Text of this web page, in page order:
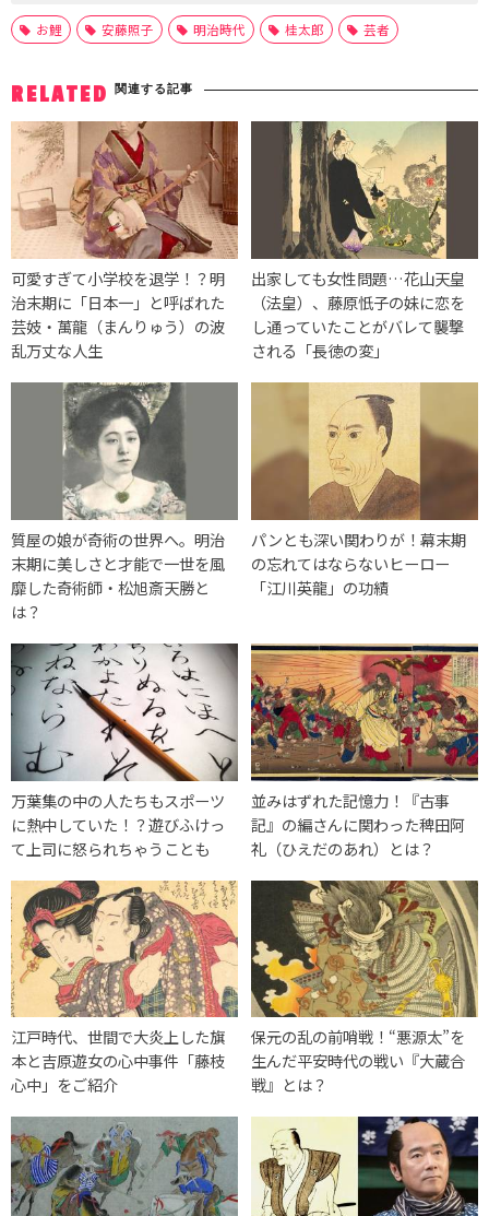
お鯉 安藤照子 明治時代 桂太郎 芸者
RELATED 関連する記事
可愛すぎて小学校を退学！？明
治末期に「日本一」と呼ばれた
芸妓・萬龍（まんりゅう）の波
乱万丈な人生
出家しても女性問題…花山天皇
（法皇）、藤原忯子の妹に恋を
し通っていたことがバレて襲撃
される「長徳の変」
質屋の娘が奇術の世界へ。明治
末期に美しさと才能で一世を風
靡した奇術師・松旭斎天勝と
は？
パンとも深い関わりが！幕末期
の忘れてはならないヒーロー
「江川英龍」の功績
万葉集の中の人たちもスポーツ
に熱中していた！？遊びふけっ
て上司に怒られちゃうことも
並みはずれた記憶力！『古事
記』の編さんに関わった稗田阿
礼（ひえだのあれ）とは？
江戸時代、世間で大炎上した旗
本と吉原遊女の心中事件「藤枝
心中」をご紹介
保元の乱の前哨戦！“悪源太”を
生んだ平安時代の戦い『大蔵合
戦』とは？